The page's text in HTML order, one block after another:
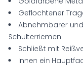
Geflochtener
Abnehmbarer
Schulterriemen
Schließt mit
Innen ein